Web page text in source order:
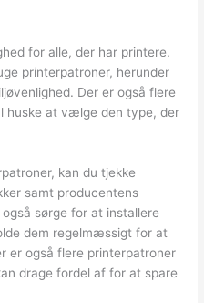
for alle, der har printere.
printerpatroner, herunder
Der er også flere
huske at vælge den type, der
kan du tjekke
samt producentens
sørge for at installere
dem regelmæssigt for at
er også flere printerpatroner
drage fordel af for at spare